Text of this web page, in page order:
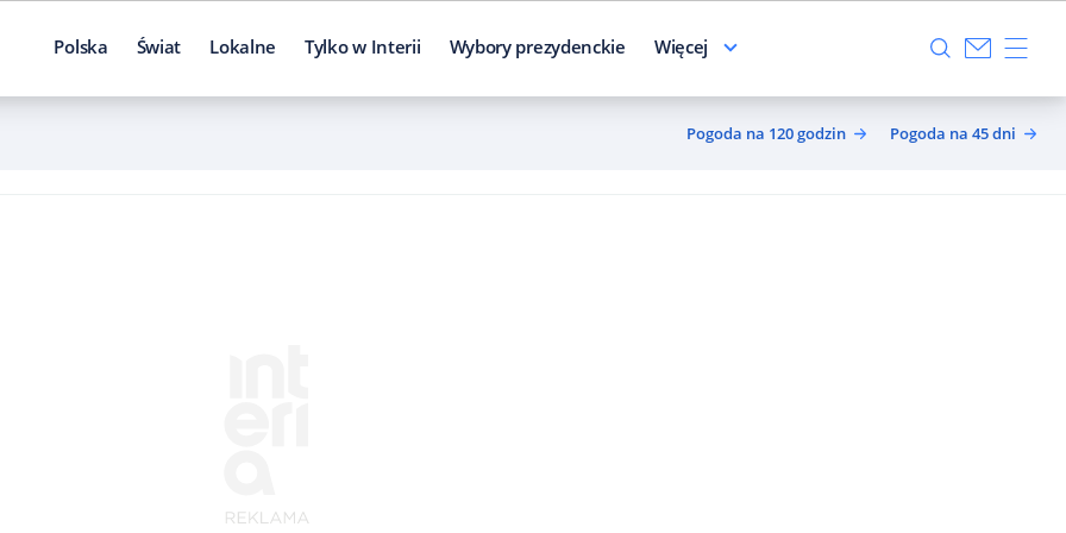
Polska Świat Lokalne Tylko w Interii Wybory prezydenckie Więcej
Pogoda na 120 godzin Pogoda na 45 dni